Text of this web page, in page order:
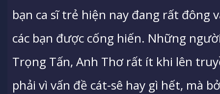
bạn ca sĩ trẻ hiện nay đang rất đông
các bạn được cống hiến. Những
Trọng Tấn, Anh Thơ rất ít khi lên
phải vì vấn đề cát-sê hay gì hết, mà